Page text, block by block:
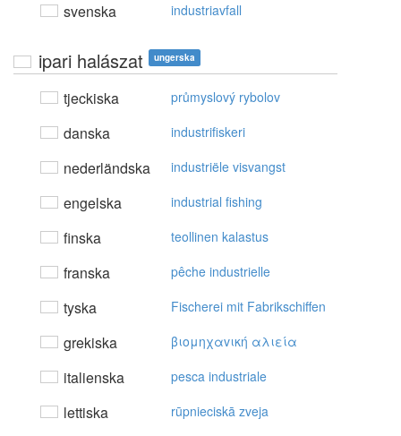
svenska industriavfall
ipari halászat ungerska
tjeckiska průmyslový rybolov
danska industrifiskeri
nederländska industriële visvangst
engelska industrial fishing
finska teollinen kalastus
franska pêche industrielle
tyska Fischerei mit Fabrikschiffen
grekiska βιoμηχαvική αλιεία
italienska pesca industriale
lettiska rūpnieciskā zveja